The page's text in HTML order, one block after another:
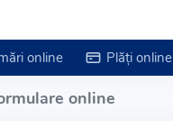
online Plăți online
online